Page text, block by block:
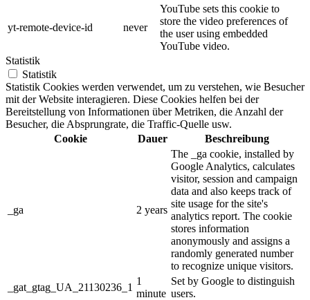
yt-remote-device-id never
YouTube sets this cookie to
store the video preferences of
the user using embedded
YouTube video.
Statistik
Statistik
Statistik Cookies werden verwendet, um zu verstehen, wie Besucher
mit der Website interagieren. Diese Cookies helfen bei der
Bereitstellung von Informationen über Metriken, die Anzahl der
Besucher, die Absprungrate, die Traffic-Quelle usw.
Cookie
Dauer Beschreibung
_ga 2 years
The _ga cookie, installed by
Google Analytics, calculates
visitor, session and campaign
data and also keeps track of
site usage for the site's
analytics report. The cookie
stores information
anonymously and assigns a
randomly generated number
to recognize unique visitors.
_gat_gtag_UA_21130236_1
1
minute
Set by Google to distinguish
users.